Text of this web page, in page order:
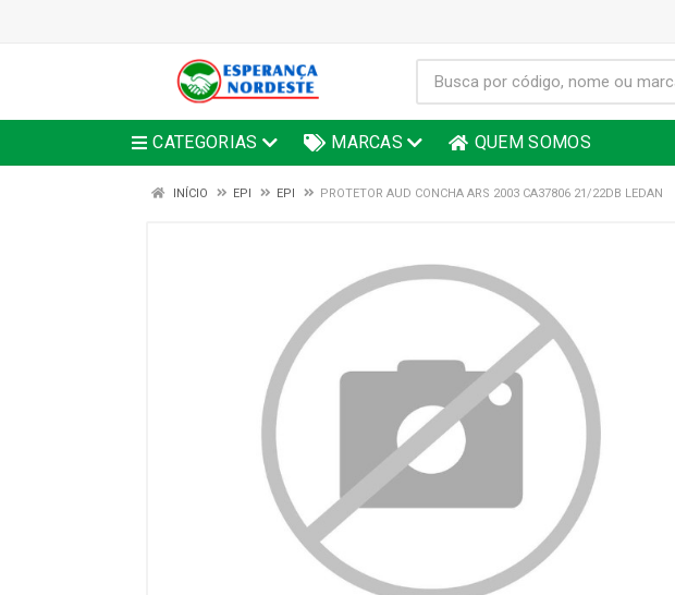
CATEGORIAS MARCAS QUEM SOMOS
INÍCIO EPI EPI PROTETOR AUD CONCHA ARS 2003 CA37806 21/22DB LEDAN